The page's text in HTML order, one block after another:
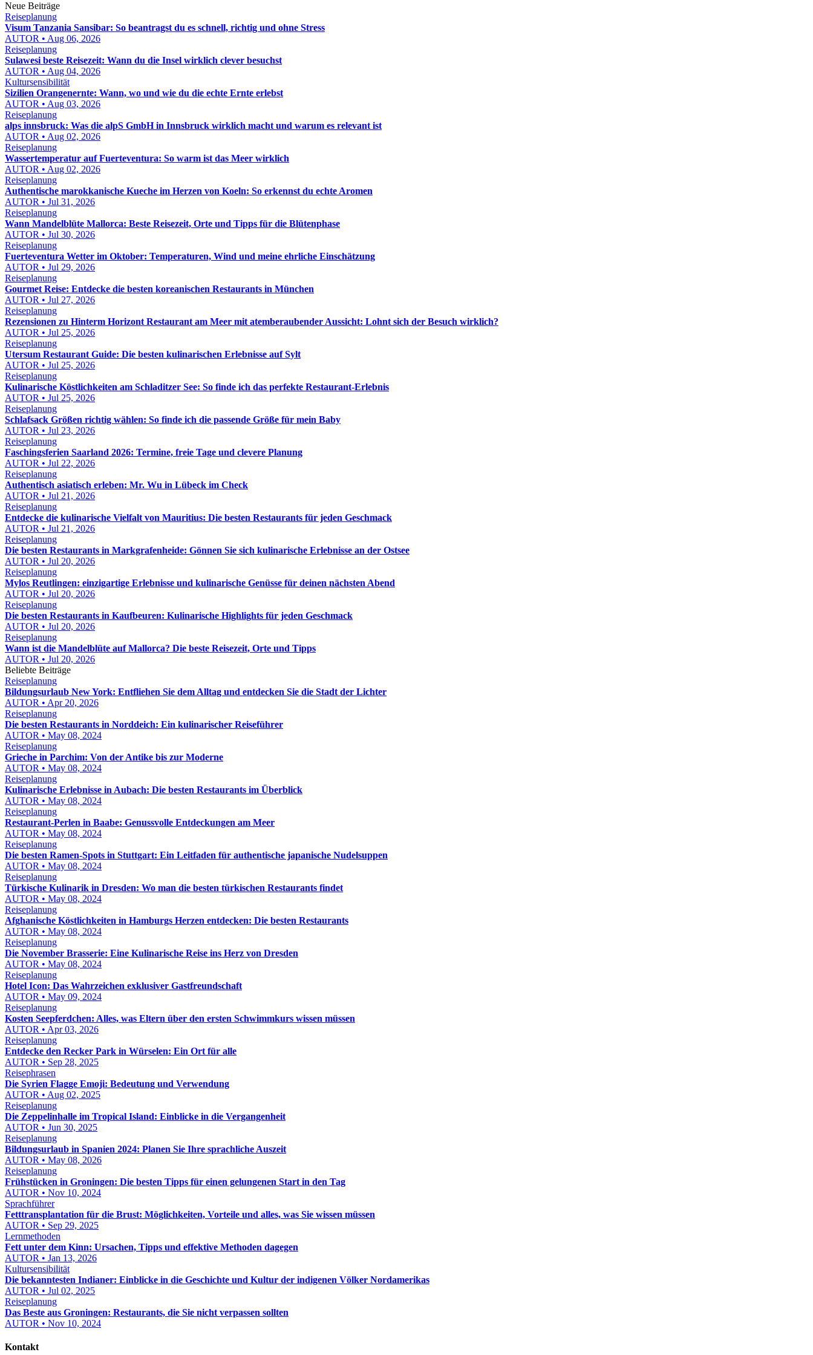
Neue Beiträge
Reiseplanung
Visum Tanzania Sansibar: So beantragst du es schnell, richtig und ohne Stress
AUTOR • Aug 06, 2026
Reiseplanung
Sulawesi beste Reisezeit: Wann du die Insel wirklich clever besuchst
AUTOR • Aug 04, 2026
Kultursensibilität
Sizilien Orangenernte: Wann, wo und wie du die echte Ernte erlebst
AUTOR • Aug 03, 2026
Reiseplanung
alps innsbruck: Was die alpS GmbH in Innsbruck wirklich macht und warum es relevant ist
AUTOR • Aug 02, 2026
Reiseplanung
Wassertemperatur auf Fuerteventura: So warm ist das Meer wirklich
AUTOR • Aug 02, 2026
Reiseplanung
Authentische marokkanische Kueche im Herzen von Koeln: So erkennst du echte Aromen
AUTOR • Jul 31, 2026
Reiseplanung
Wann Mandelblüte Mallorca: Beste Reisezeit, Orte und Tipps für die Blütenphase
AUTOR • Jul 30, 2026
Reiseplanung
Fuerteventura Wetter im Oktober: Temperaturen, Wind und meine ehrliche Einschätzung
AUTOR • Jul 29, 2026
Reiseplanung
Gourmet Reise: Entdecke die besten koreanischen Restaurants in München
AUTOR • Jul 27, 2026
Reiseplanung
Rezensionen zu Hinterm Horizont Restaurant am Meer mit atemberaubender Aussicht: Lohnt sich der Besuch wirklich?
AUTOR • Jul 25, 2026
Reiseplanung
Utersum Restaurant Guide: Die besten kulinarischen Erlebnisse auf Sylt
AUTOR • Jul 25, 2026
Reiseplanung
Kulinarische Köstlichkeiten am Schladitzer See: So finde ich das perfekte Restaurant-Erlebnis
AUTOR • Jul 25, 2026
Reiseplanung
Schlafsack Größen richtig wählen: So finde ich die passende Größe für mein Baby
AUTOR • Jul 23, 2026
Reiseplanung
Faschingsferien Saarland 2026: Termine, freie Tage und clevere Planung
AUTOR • Jul 22, 2026
Reiseplanung
Authentisch asiatisch erleben: Mr. Wu in Lübeck im Check
AUTOR • Jul 21, 2026
Reiseplanung
Entdecke die kulinarische Vielfalt von Mauritius: Die besten Restaurants für jeden Geschmack
AUTOR • Jul 21, 2026
Reiseplanung
Die besten Restaurants in Markgrafenheide: Gönnen Sie sich kulinarische Erlebnisse an der Ostsee
AUTOR • Jul 20, 2026
Reiseplanung
Mylos Reutlingen: einzigartige Erlebnisse und kulinarische Genüsse für deinen nächsten Abend
AUTOR • Jul 20, 2026
Reiseplanung
Die besten Restaurants in Kaufbeuren: Kulinarische Highlights für jeden Geschmack
AUTOR • Jul 20, 2026
Reiseplanung
Wann ist die Mandelblüte auf Mallorca? Die beste Reisezeit, Orte und Tipps
AUTOR • Jul 20, 2026
Beliebte Beiträge
Reiseplanung
Bildungsurlaub New York: Entfliehen Sie dem Alltag und entdecken Sie die Stadt der Lichter
AUTOR • Apr 20, 2026
Reiseplanung
Die besten Restaurants in Norddeich: Ein kulinarischer Reiseführer
AUTOR • May 08, 2024
Reiseplanung
Grieche in Parchim: Von der Antike bis zur Moderne
AUTOR • May 08, 2024
Reiseplanung
Kulinarische Erlebnisse in Aubach: Die besten Restaurants im Überblick
AUTOR • May 08, 2024
Reiseplanung
Restaurant-Perlen in Baabe: Genussvolle Entdeckungen am Meer
AUTOR • May 08, 2024
Reiseplanung
Die besten Ramen-Spots in Stuttgart: Ein Leitfaden für authentische japanische Nudelsuppen
AUTOR • May 08, 2024
Reiseplanung
Türkische Kulinarik in Dresden: Wo man die besten türkischen Restaurants findet
AUTOR • May 08, 2024
Reiseplanung
Afghanische Köstlichkeiten in Hamburgs Herzen entdecken: Die besten Restaurants
AUTOR • May 08, 2024
Reiseplanung
Die November Brasserie: Eine Kulinarische Reise ins Herz von Dresden
AUTOR • May 08, 2024
Reiseplanung
Hotel Icon: Das Wahrzeichen exklusiver Gastfreundschaft
AUTOR • May 09, 2024
Reiseplanung
Kosten Seepferdchen: Alles, was Eltern über den ersten Schwimmkurs wissen müssen
AUTOR • Apr 03, 2026
Reiseplanung
Entdecke den Recker Park in Würselen: Ein Ort für alle
AUTOR • Sep 28, 2025
Reisephrasen
Die Syrien Flagge Emoji: Bedeutung und Verwendung
AUTOR • Aug 02, 2025
Reiseplanung
Die Zeppelinhalle im Tropical Island: Einblicke in die Vergangenheit
AUTOR • Jun 30, 2025
Reiseplanung
Bildungsurlaub in Spanien 2024: Planen Sie Ihre sprachliche Auszeit
AUTOR • May 08, 2026
Reiseplanung
Frühstücken in Groningen: Die besten Tipps für einen gelungenen Start in den Tag
AUTOR • Nov 10, 2024
Sprachführer
Fetttransplantation für die Brust: Möglichkeiten, Vorteile und alles, was Sie wissen müssen
AUTOR • Sep 29, 2025
Lernmethoden
Fett unter dem Kinn: Ursachen, Tipps und effektive Methoden dagegen
AUTOR • Jan 13, 2026
Kultursensibilität
Die bekanntesten Indianer: Einblicke in die Geschichte und Kultur der indigenen Völker Nordamerikas
AUTOR • Jul 02, 2025
Reiseplanung
Das Beste aus Groningen: Restaurants, die Sie nicht verpassen sollten
AUTOR • Nov 10, 2024
Kontakt